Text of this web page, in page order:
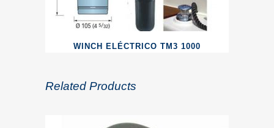
WINCH ELÉCTRICO TM3 1000
Related Products